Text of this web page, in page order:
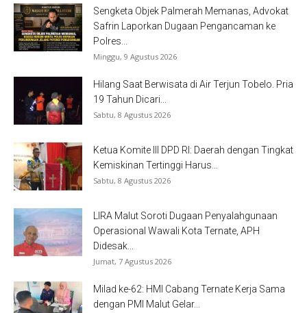
Sengketa Objek Palmerah Memanas, Advokat
Safrin Laporkan Dugaan Pengancaman ke
Polres...
Minggu, 9 Agustus 2026
Hilang Saat Berwisata di Air Terjun Tobelo. Pria
19 Tahun Dicari...
Sabtu, 8 Agustus 2026
Ketua Komite III DPD RI: Daerah dengan Tingkat
Kemiskinan Tertinggi Harus...
Sabtu, 8 Agustus 2026
LIRA Malut Soroti Dugaan Penyalahgunaan
Operasional Wawali Kota Ternate, APH
Didesak...
Jumat, 7 Agustus 2026
Milad ke-62: HMI Cabang Ternate Kerja Sama
dengan PMI Malut Gelar...